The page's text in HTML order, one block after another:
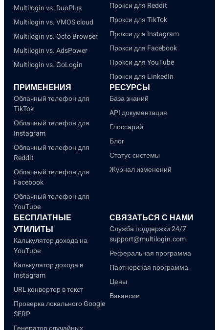
Multilogin vs. DuoPlus
Multilogin vs. VMOS cloud
Multilogin vs. Octo Browser
Multilogin vs. AdsPower
Multilogin vs. GoLogin
Прокси для Reddit
Прокси для TikTok
Прокси для Instagram
Прокси для Facebook
Прокси для YouTube
Прокси для LinkedIn
ПРИМЕНЕНИЯ
Облачный телефон для
TikTok
Облачный телефон для
Instagram
Облачный телефон для
Reddit
Облачный телефон для
Facebook
Облачный телефон для
YouTube
РЕСУРСЫ
База знаний
API документация
Глоссарий
Блог
Статус системы
Журнал изменений
БЕСПЛАТНЫЕ
УТИЛИТЫ
Калькулятор дохода на
YouTube
Калькулятор дохода в
Instagram
URL конвертер в текст
Проверка локального Google
SERP
СВЯЗАТЬСЯ С НАМИ
Служба поддержки 24/7
support@multilogin.com
Реферальная программа
Партнерская программа
Цены
Вакансии